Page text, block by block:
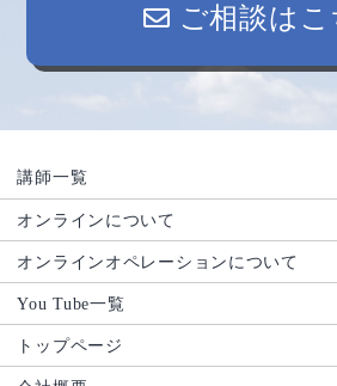
ご相談はこ
講師一覧
オンラインについて
オンラインオペレーションについて
You Tube一覧
トップページ